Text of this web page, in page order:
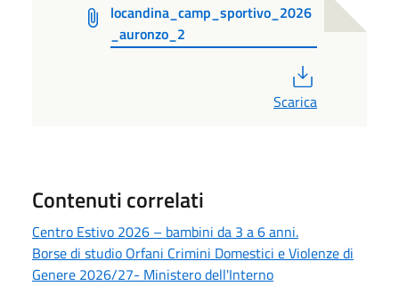
locandina_camp_sportivo_2026
_auronzo_2
Scarica
Contenuti correlati
Centro Estivo 2026 – bambini da 3 a 6 anni.
Borse di studio Orfani Crimini Domestici e Violenze di
Genere 2026/27- Ministero dell'Interno